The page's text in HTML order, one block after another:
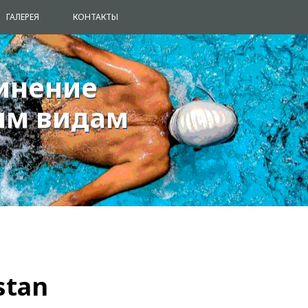
ГАЛЕРЕЯ КОНТАКТЫ
видам
видам